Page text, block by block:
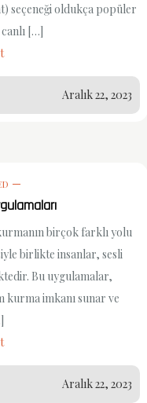
seçeneği oldukça popüler
[…]
Aralık 22, 2023
birçok farklı yolu
birlikte insanlar, sesli
Bu uygulamalar,
kurma imkanı sunar ve
Aralık 22, 2023